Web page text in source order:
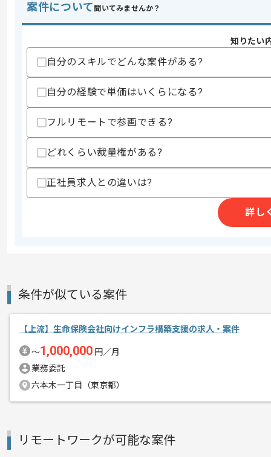
・Cisco製品の設計構築経験
・ロードバランサーの設計構築経験
・リーダーとサブリーダーの経験
スキルに不安がある方へ
上記に似た経験やスキルをお持ちであれば申
募集人数
作業開始日
2025/08/01
複数案件を保有している企業ですので、
ご経験と実績に応じてスライド案件の
新しいアイディアや技術を積極的に導入
経験豊富なエンジニアと成長が出来る
案件について 聞いてみませんか？
知りたい
自分のスキルでどんな案件がある?
自分の経験で単価はいくらになる?
フルリモートで参画できる?
どれくらい裁量権がある?
正社員求人との違いは?
詳し
条件が似ている案件
【上流】生命保険会社向けインフラ構築支援の求人・案件
〜1,000,000 円／月
業務委託
六本木一丁目（東京都）
リモートワークが可能な案件